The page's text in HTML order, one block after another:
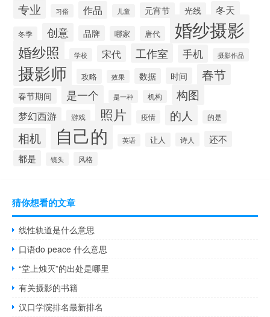
专业 习俗 作品 儿童 元宵节 光线 冬天
冬季 创意 品牌 哪家 唐代 婚纱摄影
婚纱照 学校 宋代 工作室 手机 摄影作品
摄影师 攻略 效果 数据 时间 春节
春节期间 是一个 是一种 机构 构图
梦幻西游 游戏 照片 疫情 的人 的是
相机 自己的 英语 让人 诗人
还不
都是
镜头 风格
猜你想看的文章
线性轨道是什么意思
口语do peace 什么意思
“堂上烛灭”的出处是哪里
有关摄影的书籍
汉口学院排名最新排名